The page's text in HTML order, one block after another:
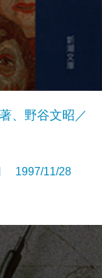
、野谷文昭／
1997/11/28